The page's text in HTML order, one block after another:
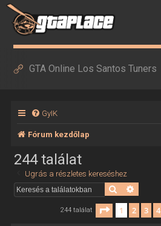
GTA Online Los Santos Tuners
GyIK
Fórum kezdőlap
244 találat
Ugrás a részletes kereséshez
Keresés
244 találat Oldal:1 /17
1 2 3 4